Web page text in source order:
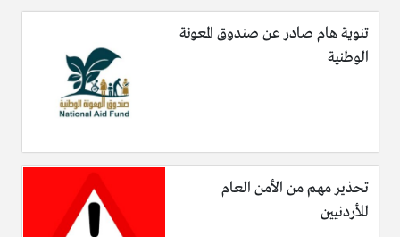
مركز المال الرئيسي في كندا، انا من وجهة نظري هو الأفضل للعيش
فيها.
تنوية هام صادر عن صندوق المعونة
الوطنية
تحذير مهم من الأمن العام
للأردنيين